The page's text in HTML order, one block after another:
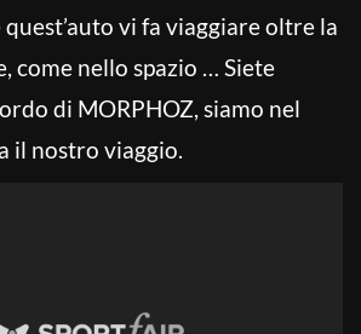
vi fa viaggiare oltre la
come nello spazio … Siete
di MORPHOZ, siamo nel
il nostro viaggio.